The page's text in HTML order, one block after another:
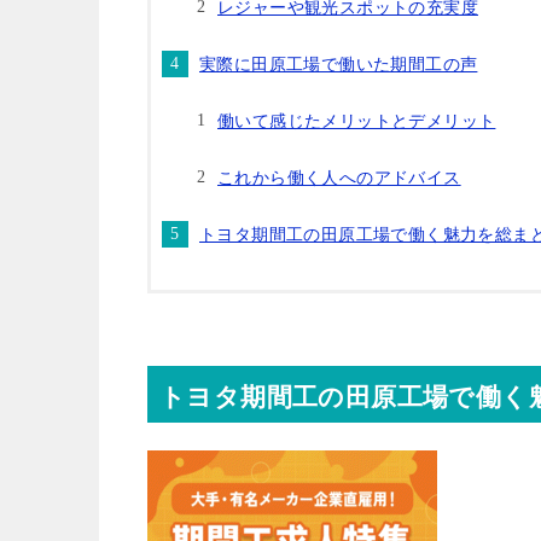
レジャーや観光スポットの充実度
実際に田原工場で働いた期間工の声
働いて感じたメリットとデメリット
これから働く人へのアドバイス
トヨタ期間工の田原工場で働く魅力を総ま
トヨタ期間工の田原工場で働く